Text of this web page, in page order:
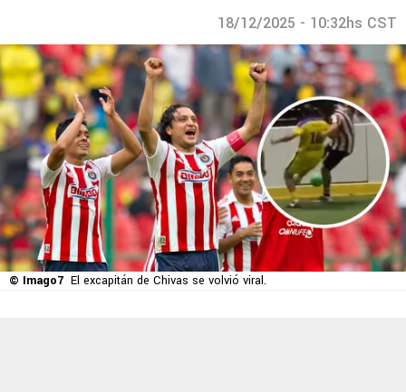
18/12/2025 - 10:32hs CST
© Imago7 El excapitán de Chivas se volvió viral.